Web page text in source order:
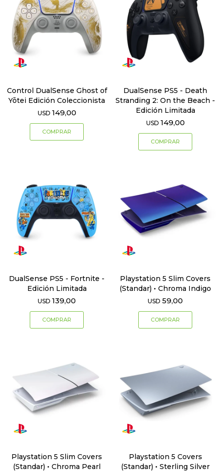
Control DualSense Ghost of
Yōtei Edición Coleccionista
USD 149,00
DualSense PS5 - Death
Stranding 2: On the Beach -
Edición Limitada
USD 149,00
DualSense PS5 - Fortnite -
Edición Limitada
USD 139,00
Playstation 5 Slim Covers
(Standar) • Chroma Indigo
USD 59,00
Playstation 5 Slim Covers
(Standar) • Chroma Pearl
Playstation 5 Covers
(Standar) • Sterling Silver